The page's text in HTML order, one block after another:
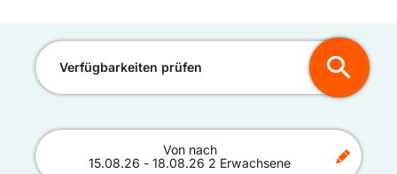
Verfügbarkeiten prüfen
Von nach
15.08.26 - 18.08.26 2 Erwachsene